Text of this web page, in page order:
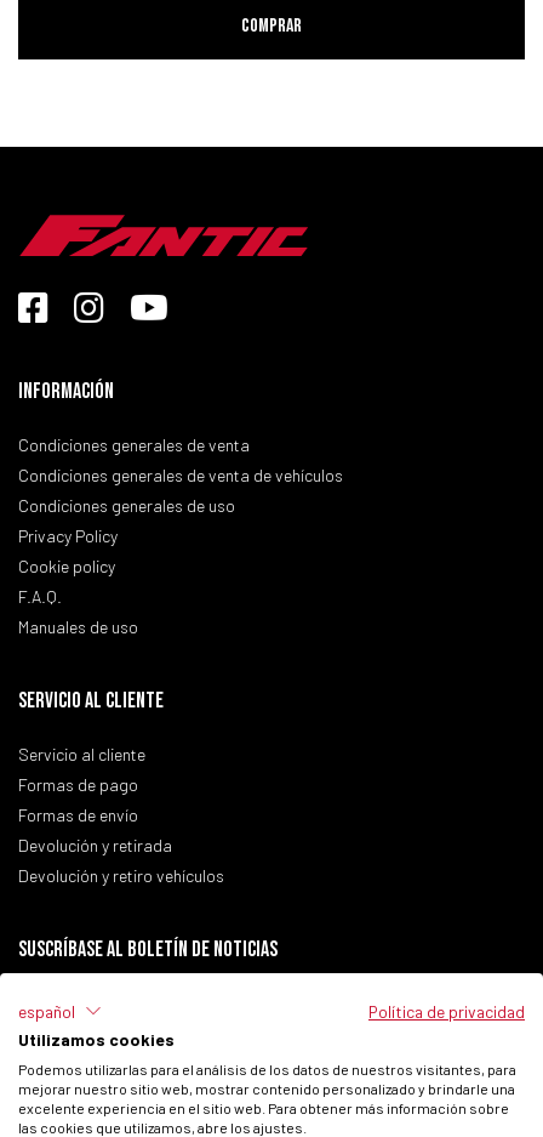
COMPRAR
Información
Condiciones generales de venta
Condiciones generales de venta de vehículos
Condiciones generales de uso
Privacy Policy
Cookie policy
F.A.Q.
Manuales de uso
SERVICIO AL CLIENTE
Servicio al cliente
Formas de pago
Formas de envío
Devolución y retirada
Devolución y retiro vehículos
Suscríbase al boletín de noticias
He leído la Política de Privacidad del sitio.
Autorizo el tratamiento de mis datos personales para recibir comunicaciones
comerciales de Fantic Motor SPA.
español
Política de privacidad
Utilizamos cookies
Podemos utilizarlas para el análisis de los datos de nuestros visitantes, para
mejorar nuestro sitio web, mostrar contenido personalizado y brindarle una
excelente experiencia en el sitio web. Para obtener más información sobre
las cookies que utilizamos, abre los ajustes.